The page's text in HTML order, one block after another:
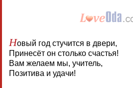
Новый год стучится в двери,
Принесёт он столько счастья!
Вам желаем мы, учитель,
Позитива и удачи!